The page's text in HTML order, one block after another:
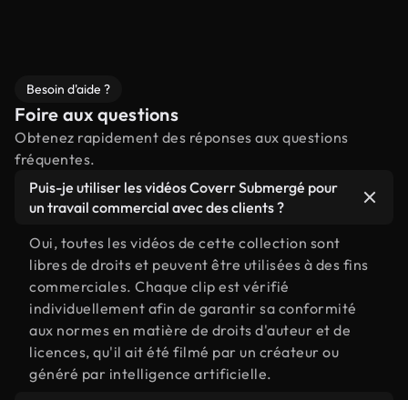
Besoin d'aide ?
Foire aux questions
Obtenez rapidement des réponses aux questions
fréquentes.
Puis-je utiliser les vidéos Coverr Submergé pour
un travail commercial avec des clients ?
Oui, toutes les vidéos de cette collection sont
libres de droits et peuvent être utilisées à des fins
commerciales. Chaque clip est vérifié
individuellement afin de garantir sa conformité
aux normes en matière de droits d'auteur et de
licences, qu'il ait été filmé par un créateur ou
généré par intelligence artificielle.